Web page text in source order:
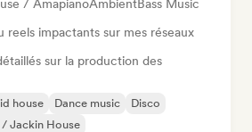
/ AmapianoAmbientBass Music
reels impactants sur mes réseaux
sur la production des
house Dance music
Disco
/ Jackin House